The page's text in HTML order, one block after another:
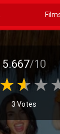
5.667/10
3 Votes